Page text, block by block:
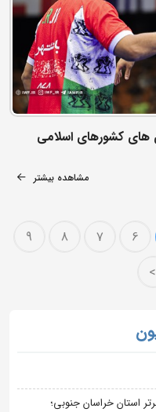
های کشورهای اسلامی
مشاهده بیشتر
6
7
8
9
>
استان خراسان جنوبی؛